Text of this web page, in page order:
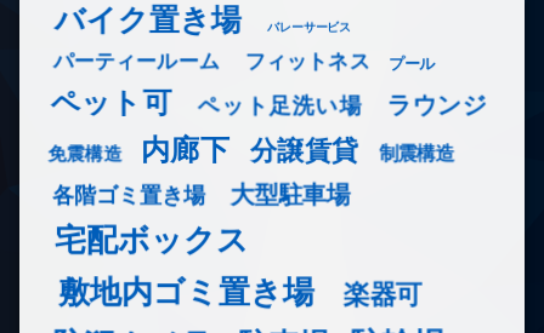
バイク置き場 バレーサービス
パーティールーム フィットネス プール
ペット可 ペット足洗い場 ラウンジ
免震構造 内廊下 分譲賃貸 制震構造
各階ゴミ置き場 大型駐車場
宅配ボックス
敷地内ゴミ置き場
楽器可